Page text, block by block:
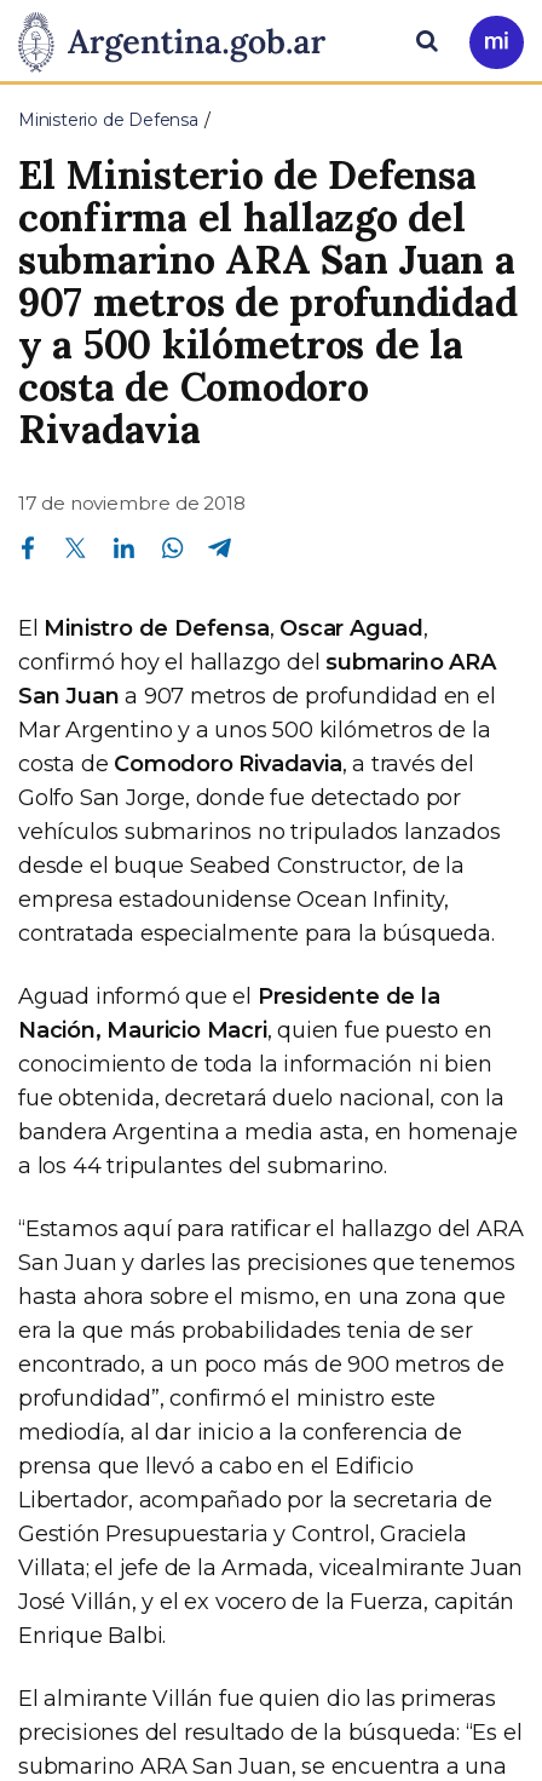
Presidencia
de
la
Nación
Pasar al contenido principal
Ir
a
Buscar
Ministerio de Defensa
El Ministerio de Defensa
confirma el hallazgo del
submarino ARA San Juan a
907 metros de profundidad
y a 500 kilómetros de la
costa de Comodoro
Rivadavia
17 de noviembre de 2018
Compartir en Facebook Compartir en Twitter Compartir en Linkedin Compartir en Whatsapp
El Ministro de Defensa, Oscar Aguad ,
confirmó hoy el hallazgo delsubmarino ARA
San Juan a 907 metros de profundidad en el
Mar Argentino y a unos 500 kilómetros de la
costa de Comodoro Rivadavia, a través del
Golfo San Jorge, donde fue detectado por
vehículos submarinos no tripulados lanzados
desde el buque Seabed Constructor, de la
empresa estadounidense Ocean Infinity,
contratada especialmente para la búsqueda.
Aguad informó que el Presidente de la
Nación, Mauricio Macri, quien fue puesto en
conocimiento de toda la información ni bien
fue obtenida, decretará duelo nacional, con la
bandera Argentina a media asta, en homenaje
a los 44 tripulantes del submarino.
“Estamos aquí para ratificar el hallazgo del ARA
San Juan y darles las precisiones que tenemos
hasta ahora sobre el mismo, en una zona que
era la que más probabilidades tenia de ser
encontrado, a un poco más de 900 metros de
profundidad”, confirmó el ministro este
mediodía, al dar inicio a la conferencia de
prensa que llevó a cabo en el Edificio
Libertador, acompañado por la secretaria de
Gestión Presupuestaria y Control, Graciela
Villata; el jefe de la Armada, vicealmirante Juan
José Villán, y el ex vocero de la Fuerza, capitán
Enrique Balbi.
El almirante Villán fue quien dio las primeras
precisiones del resultado de la búsqueda: “Es el
submarino ARA San Juan, se encuentra a una